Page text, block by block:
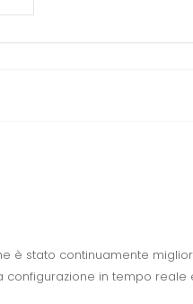
è stato continuamente
configurazione in tempo